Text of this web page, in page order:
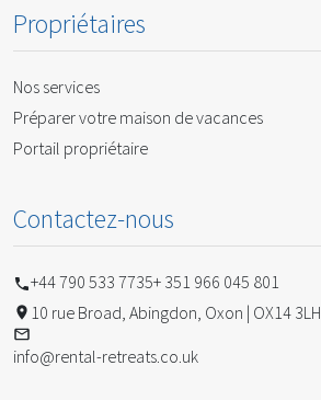
Propriétaires
Nos services
Préparer votre maison de vacances
Portail propriétaire
Contactez-nous
+44 790 533 7735+ 351 966 045 801
10 rue Broad, Abingdon, Oxon | OX14 3LH
info@rental-retreats.co.uk